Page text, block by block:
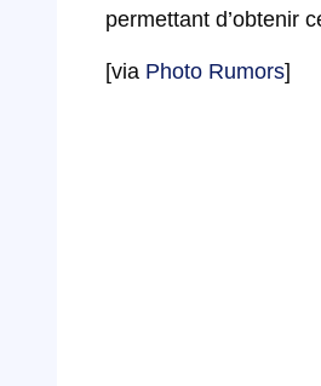
permettant d’obtenir
[via Photo Rumors]